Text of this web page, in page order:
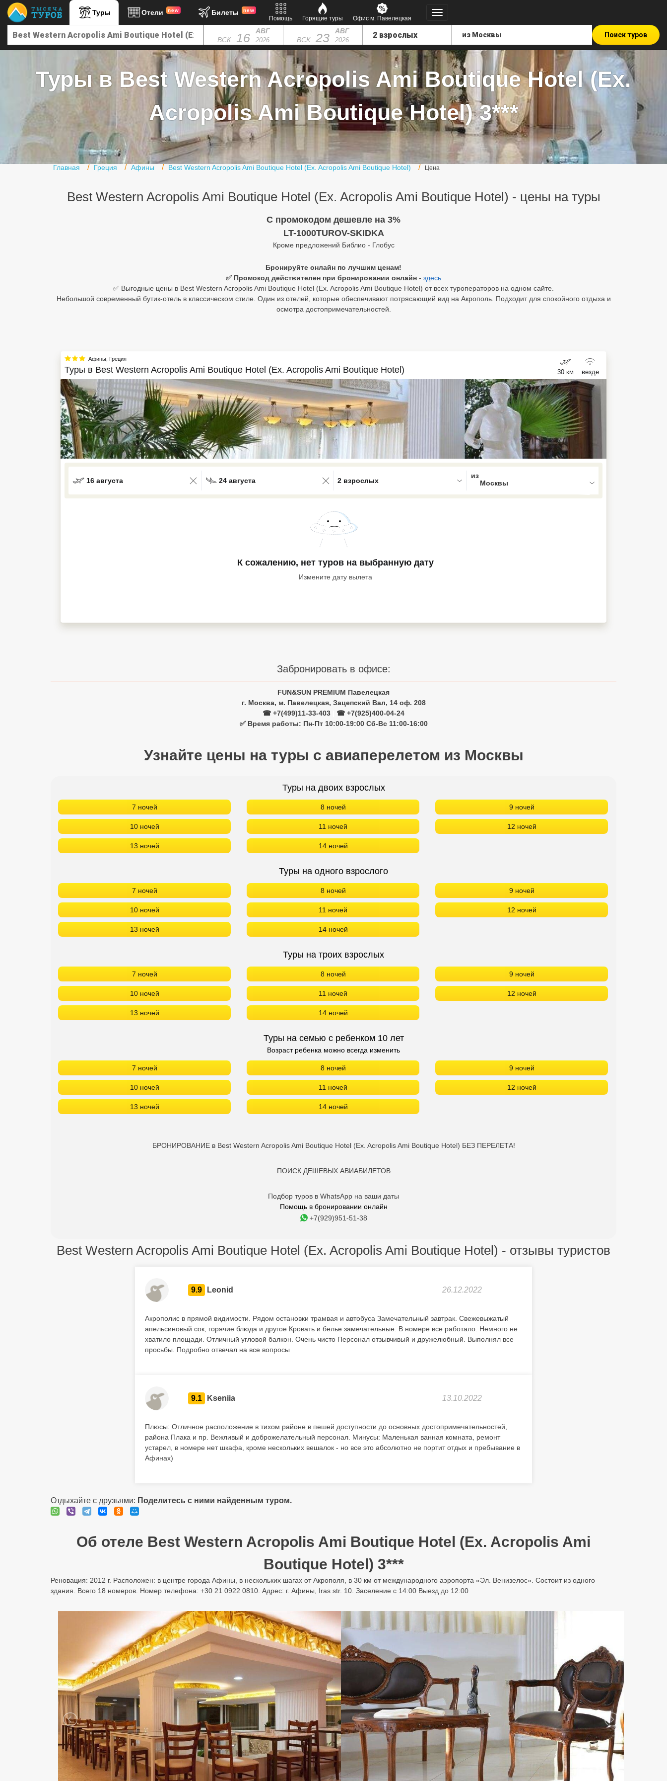
Туры Отели new Билеты new
Помощь Горящие туры Офис м. Павелецкая
ВСК 16 АВГ
2026 ВСК 23 АВГ
2026
Поиск туров
Туры в Best Western Acropolis Ami Boutique Hotel (Ex.
Acropolis Ami Boutique Hotel) 3***
Главная Греция Афины Best Western Acropolis Ami Boutique Hotel (Ex. Acropolis Ami Boutique Hotel) Цена
Best Western Acropolis Ami Boutique Hotel (Ex. Acropolis Ami Boutique Hotel) - цены на туры
C промокодом дешевле на 3%
LT-1000TUROV-SKIDKA
Кроме предложений Библио - Глобус
Бронируйте онлайн по лучшим ценам!
✅ Промокод действителен при бронировании онлайн - здесь
✅ Выгодные цены в Best Western Acropolis Ami Boutique Hotel (Ex. Acropolis Ami Boutique Hotel) от всех туроператоров на одном сайте.
Небольшой современный бутик-отель в классическом стиле. Один из отелей, которые обеспечивают потрясающий вид на Акрополь. Подходит для спокойного отдыха и
осмотра достопримечательностей.
Афины, Греция
Туры в Best Western Acropolis Ami Boutique Hotel (Ex. Acropolis Ami Boutique Hotel) 30 км везде
16 августа 24 августа
0 results available. Select is focused , press Down to open the menu,
2 взрослых
К сожалению, нет туров на выбранную дату
Измените дату вылета
Забронировать в офисе:
FUN&SUN PREMIUM Павелецкая
г. Москва, м. Павелецкая, Зацепский Вал, 14 оф. 208
☎ +7(499)11-33-403
☎ +7(925)400-04-24
✅ Время работы: Пн-Пт 10:00-19:00 Сб-Вс 11:00-16:00
Узнайте цены на туры с авиаперелетом из Москвы
Туры на двоих взрослых
7 ночей 8 ночей 9 ночей
10 ночей 11 ночей 12 ночей
13 ночей 14 ночей
Туры на одного взрослого
7 ночей 8 ночей 9 ночей
10 ночей 11 ночей 12 ночей
13 ночей 14 ночей
Туры на троих взрослых
7 ночей 8 ночей 9 ночей
10 ночей 11 ночей 12 ночей
13 ночей 14 ночей
Туры на семью с ребенком 10 лет
Возраст ребенка можно всегда изменить
7 ночей 8 ночей 9 ночей
10 ночей 11 ночей 12 ночей
13 ночей 14 ночей
БРОНИРОВАНИЕ в Best Western Acropolis Ami Boutique Hotel (Ex. Acropolis Ami Boutique Hotel) БЕЗ ПЕРЕЛЕТА!
ПОИСК ДЕШЕВЫХ АВИАБИЛЕТОВ
Подбор туров в WhatsApp на ваши даты
Помощь в бронировании онлайн
+7(929)951-51-38
Best Western Acropolis Ami Boutique Hotel (Ex. Acropolis Ami Boutique Hotel) - отзывы туристов
9.9 Leonid 26.12.2022
Акрополис в прямой видимости. Рядом остановки трамвая и автобуса Замечательный завтрак. Свежевыжатый
апельсиновый сок, горячие блюда и другое Кровать и белье замечательные. В номере все работало. Немного не
хватило площади. Отличный угловой балкон. Очень чисто Персонал отзывчивый и дружелюбный. Выполнял все
просьбы. Подробно отвечал на все вопросы
9.1 Kseniia 13.10.2022
Плюсы: Отличное расположение в тихом районе в пешей доступности до основных достопримечательностей,
района Плака и пр. Вежливый и доброжелательный персонал. Минусы: Маленькая ванная комната, ремонт
устарел, в номере нет шкафа, кроме нескольких вешалок - но все это абсолютно не портит отдых и пребывание в
Афинах)
Отдыхайте с друзьями: Поделитесь с ними найденным туром.
Об отеле Best Western Acropolis Ami Boutique Hotel (Ex. Acropolis Ami
Boutique Hotel) 3***
Реновация: 2012 г. Расположен: в центре города Афины, в нескольких шагах от Акрополя, в 30 км от международного аэропорта «Эл. Венизелос». Состоит из одного
здания. Всего 18 номеров. Номер телефона: +30 21 0922 0810. Адрес: г. Афины, Iras str. 10. Заселение с 14:00 Выезд до 12:00
Главная
Туры в Египет
Туры в ОАЭ
Офис г. Москва
Помощь
Большой Сочи
Кав Мин Воды
Экскурсионные туры
Сетевые отели Маврикия